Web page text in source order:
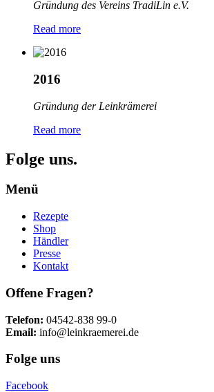
Gründung des Vereins TradiLin e.V.
Read more
2016
Gründung der Leinkrämerei
Read more
Folge uns.
Menü
Rezepte
Shop
Händler
Presse
Kontakt
Offene Fragen?
Telefon: 04542-838 99-0
Email: info@leinkraemerei.de
Folge uns
Facebook